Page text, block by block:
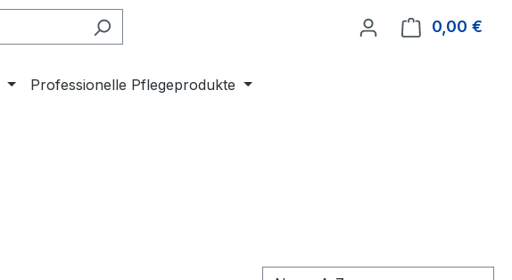
0,00 €
Professionelle Pflegeprodukte